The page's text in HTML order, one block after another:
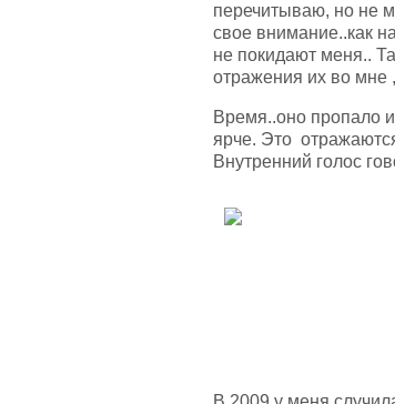
перечитываю, но не
свое внимание..как
не покидают меня..
отражения их во мне
Время..оно пропало
ярче. Это
Внутренний голос